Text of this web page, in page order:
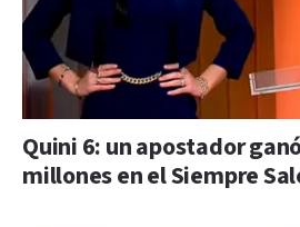
Quini 6: un apostador
millones en el Siempre